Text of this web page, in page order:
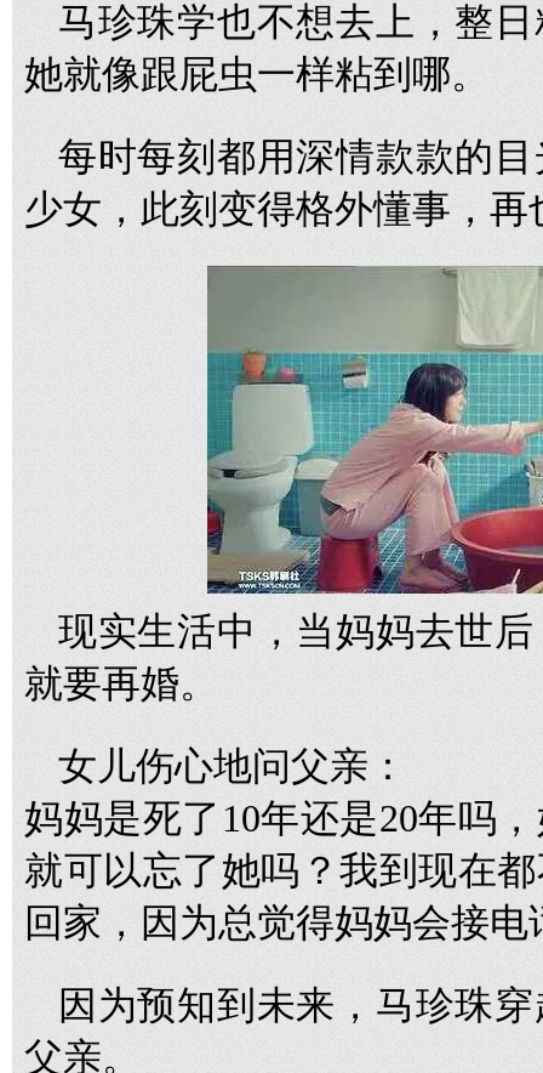
马珍珠学也不想去上，整
她就像跟屁虫一样粘到哪。
每时每刻都用深情款款的
少女，此刻变得格外懂事，
现实生活中，当妈妈去世
就要再婚。
女儿伤心地问父亲：
妈妈是死了10年还是20年吗
就可以忘了她吗？我到现在
回家，因为总觉得妈妈会接
因为预知到未来，马珍珠
父亲。